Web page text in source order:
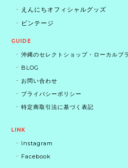
えんにちオフィシャルグッズ
ビンテージ
GUIDE
沖縄のセレクトショップ・ローカルブ
BLOG
お問い合わせ
プライバシーポリシー
特定商取引法に基づく表記
LINK
Instagram
Facebook